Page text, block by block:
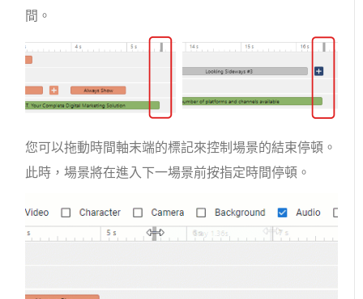
間。
您可以拖動時間軸末端的標記來控制場景的結束停頓。
此時，場景將在進入下一場景前按指定時間停頓。